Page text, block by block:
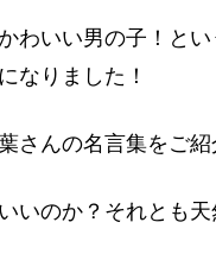
わいい男の子！と
なりました！
さんの名言集をご
いのか？それとも